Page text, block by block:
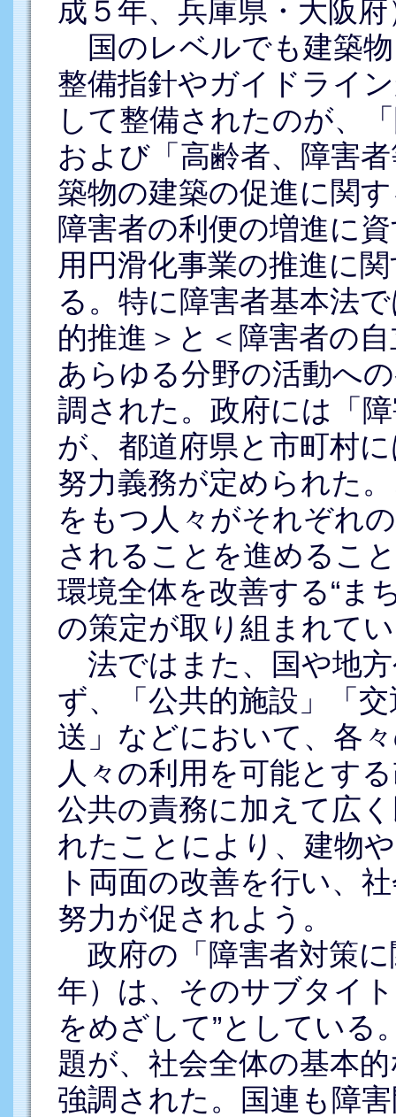
成５年、兵庫県・大阪府
国のレベルでも建築
整備指針やガイドライ
して整備されたのが、
および「高齢者、障害
築物の建築の促進に関
障害者の利便の増進に
用円滑化事業の推進に
る。特に障害者基本法
的推進＞と＜障害者の
あらゆる分野の活動へ
調された。政府には「
が、都道府県と市町村
努力義務が定められた
をもつ人々がそれぞれ
されることを進めるこ
環境全体を改善する“ま
の策定が取り組まれて
法ではまた、国や地
ず、「公共的施設」「
送」などにおいて、各
人々の利用を可能とす
公共の責務に加えて広
れたことにより、建物
ト両面の改善を行い、
努力が促されよう。
政府の「障害者対策に
年）は、そのサブタイ
をめざして”としている
題が、社会全体の基本
強調された。国連も障